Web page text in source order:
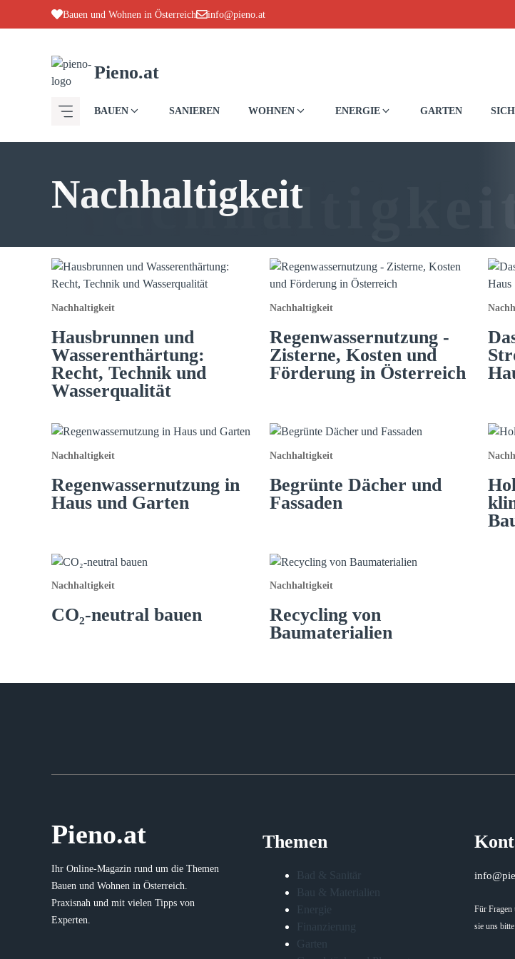
Bauen und Wohnen in Österreich info@pieno.at
Pieno.at
BAUEN SANIEREN WOHNEN ENERGIE GARTEN
Nachhaltigkeit
Nachhaltigkeit
Nachhaltigkeit
Hausbrunnen und
Wasserenthärtung:
Recht, Technik und
Wasserqualität
Nachhaltigkeit
Regenwassernutzung -
Zisterne, Kosten und
Förderung in Österreich
Nachhaltigkeit
Regenwassernutzung in
Haus und Garten
Nachhaltigkeit
Begrünte Dächer und
Fassaden
Nachhaltigkeit
CO₂-neutral bauen
Nachhaltigkeit
Recycling von
Baumaterialien
Pieno.at
Ihr Online-Magazin rund um die Themen
Bauen und Wohnen in Österreich.
Praxisnah und mit vielen Tipps von
Experten.
Themen
Bad & Sanitär
Bau & Materialien
Energie
Finanzierung
Garten
Für Fragen
sie uns